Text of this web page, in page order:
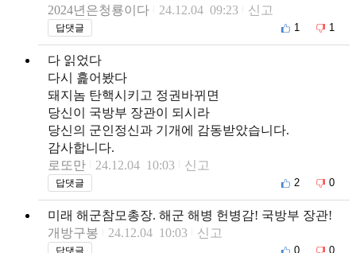
2024년은청룡이다
24.12.04 09:23 신고
답댓글 1 1
다 읽었다
다시 흝어봤다
돼지놈 탄핵시키고 정권바뀌면
당신이 국방부 장관이 되시라
당신의 군인정신과 기개에 감동받았습니다.
감사합니다.
로또만
24.12.04 10:03 신고
답댓글 2 0
미래 해군참모총장. 해군 해병 헌병감! 국방부 장관!
개방구봉
24.12.04 10:03 신고
답댓글 0 0